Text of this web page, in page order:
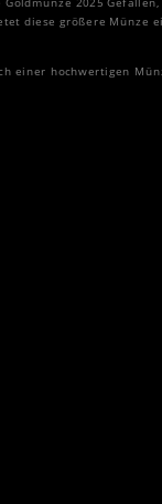
diese größere Münze
einer hochwertigen